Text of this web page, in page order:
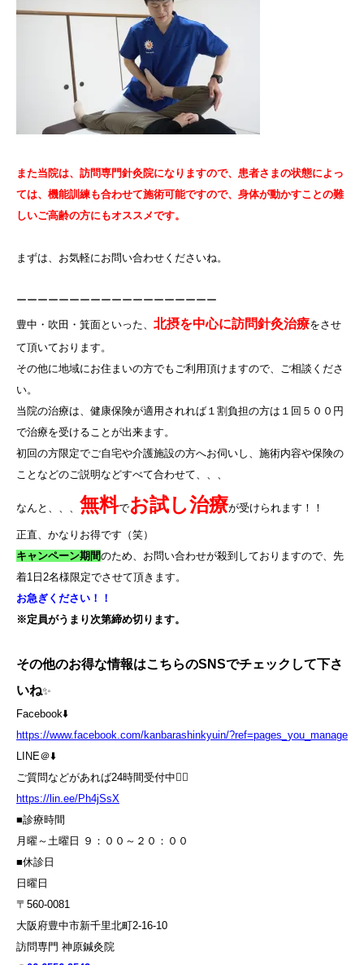
また当院は、訪問専門針灸院になりますので、患者さまの状態によっ
ては、機能訓練も合わせて施術可能ですので、身体が動かすことの難
しいご高齢の方にもオススメです。
まずは、お気軽にお問い合わせくださいね。
ーーーーーーーーーーーーーーーーーーー
豊中・吹田・箕面といった、 北摂を中心に訪問針灸治療をさせ
て頂いております。
その他に地域にお住まいの方でもご利用頂けますので、ご相談くださ
い。
当院の治療は、健康保険が適用されれば１割負担の方は１回５００円
で治療を受けることが出来ます。
初回の方限定でご自宅や介護施設の方へお伺いし、施術内容や保険の
ことなどのご説明などすべて合わせて、、、
なんと、、、 無料でお試し治療が受けられます！！
正直、かなりお得です（笑）
キャンペーン期間のため、お問い合わせが殺到しておりますので、先
着1 日 2名様限定でさせて頂きます。
お急ぎください！！
※定員がうまり次第締め切ります。
その他のお得な情報はこちらのSNSでチェックして下さ
いね✨
Facebook⬇️
https://www.facebook.com/kanbarashinkyuin/?ref=pages_you_manage
LINE＠⬇️
ご質問などがあれば24時間受付中💁‍♀️
https://lin.ee/Ph4jSsX
■診療時間
月曜～土曜日 ９：００～２０：００
■休診日
日曜日
〒560-0081
大阪府豊中市新千里北町2-16-10
訪問専門 神原鍼灸院